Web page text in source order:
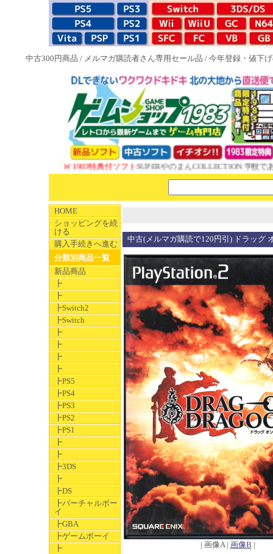
中古300円商品 / メルマガ購読者さん専用セール品 / 今年登録・値下
NEW 1983特典付ソフトSUPERやのまんCOLLECTION 学校であっ
HOME
ショッピングを続
ける
購入手続きへ進む
分類別商品一覧
新品商品
┣
┣
┣Switch2
┣Switch
┣
┣
┣
┣
┣PS5
┣PS4
┣PS3
┣PS2
┣PS1
┣
┣
┣3DS
┣
┣DS
┣バーチャルボー
イ
┣GBA
┣ゲームボーイ
┣
中古(メルマガ購読で120円引) ドラッグ
| 画像A | 画像B |